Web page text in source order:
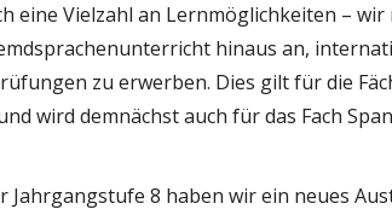
eine Vielzahl an Lernmöglichkeiten – wir
hinaus an,
zu erwerben. Dies gilt für die
wird demnächst auch für das Fach
Jahrgangstufe 8 haben wir ein neues